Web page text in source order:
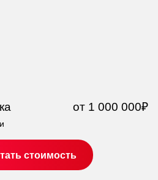
от 1 000 000₽
стоимость